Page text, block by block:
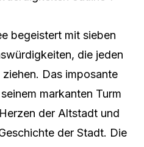
begeistert mit sieben
die jeden
ziehen. Das imposante
markanten Turm
der Altstadt und
der Stadt. Die